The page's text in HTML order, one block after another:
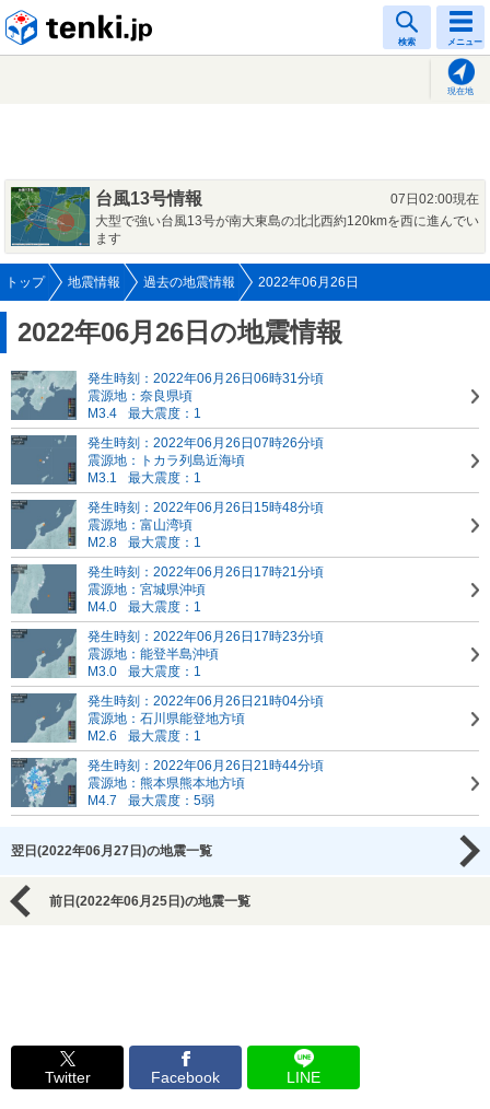
検索 メニュー
現在地
台風13号情報
07日02:00現在
大型で強い台風13号が南大東島の北北西約120kmを西に進んでい
ます
トップ 地震情報 過去の地震情報 2022年06月26日
2022年06月26日の地震情報
発生時刻：2022年06月26日06時31分頃
震源地：奈良県頃
M3.4
最大震度：1
発生時刻：2022年06月26日07時26分頃
震源地：トカラ列島近海頃
M3.1
最大震度：1
発生時刻：2022年06月26日15時48分頃
震源地：富山湾頃
M2.8
最大震度：1
発生時刻：2022年06月26日17時21分頃
震源地：宮城県沖頃
M4.0
最大震度：1
発生時刻：2022年06月26日17時23分頃
震源地：能登半島沖頃
M3.0
最大震度：1
発生時刻：2022年06月26日21時04分頃
震源地：石川県能登地方頃
M2.6
最大震度：1
発生時刻：2022年06月26日21時44分頃
震源地：熊本県熊本地方頃
M4.7
最大震度：5弱
翌日(2022年06月27日)の地震一覧
前日(2022年06月25日)の地震一覧
Twitter Facebook LINE